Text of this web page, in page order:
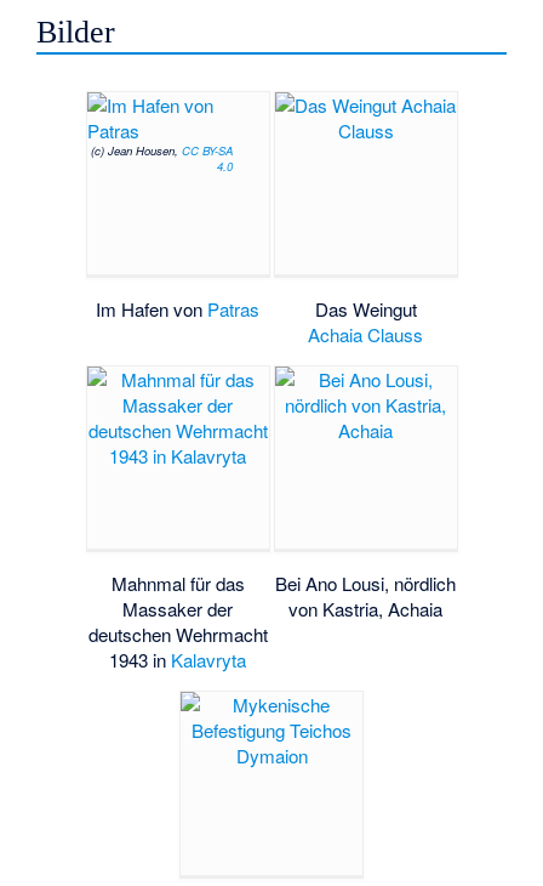
Bilder
(c) Jean Housen, CC BY-SA
4.0
Im Hafen von Patras
Das Weingut
Achaia Clauss
Mahnmal für das
Massaker der
deutschen Wehrmacht
1943 in Kalavryta
Bei Ano Lousi, nördlich
von Kastria, Achaia